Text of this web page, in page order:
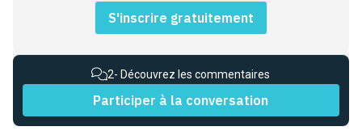
S'inscrire gratuitement
2- Découvrez les commentaires
Participer à la conversation